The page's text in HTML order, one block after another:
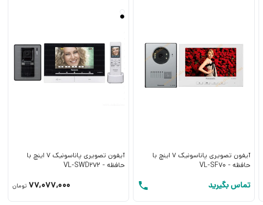
آیفون تصویری پاناسونیک 7 اینچ با
حافظه - VL-SF70
تماس بگیرید
آیفون تصویری پاناسونیک 7 اینچ با
حافظه - VL-SWD272
77,077,000 تومان